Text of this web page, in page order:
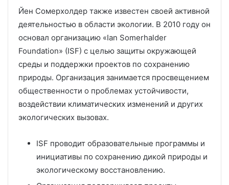
Йен Сомерхолдер также известен своей активной
деятельностью в области экологии. В 2010 году он
основал организацию «Ian Somerhalder
Foundation» (ISF) с целью защиты окружающей
среды и поддержки проектов по сохранению
природы. Организация занимается просвещением
общественности о проблемах устойчивости,
воздействии климатических изменений и других
экологических вызовах.
ISF проводит образовательные программы и
инициативы по сохранению дикой природы и
экологическому восстановлению.